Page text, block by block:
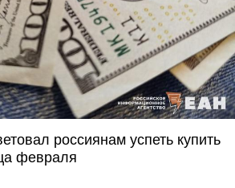
россиянам успеть купить
февраля